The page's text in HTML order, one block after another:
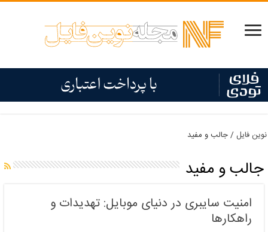
نوین فایل/جالب و مفید
جالب و مفید
امنیت سایبری در دنیای موبایل: تهدیدات و
راهکارها